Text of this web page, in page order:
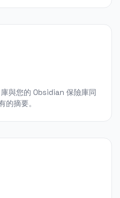
與您的 Obsidian 保險庫同
的摘要。